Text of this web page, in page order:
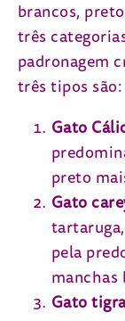
brancos,
três
padronagem
três tipos são:
Gato
preto
Gato
pela
manchas
Gato